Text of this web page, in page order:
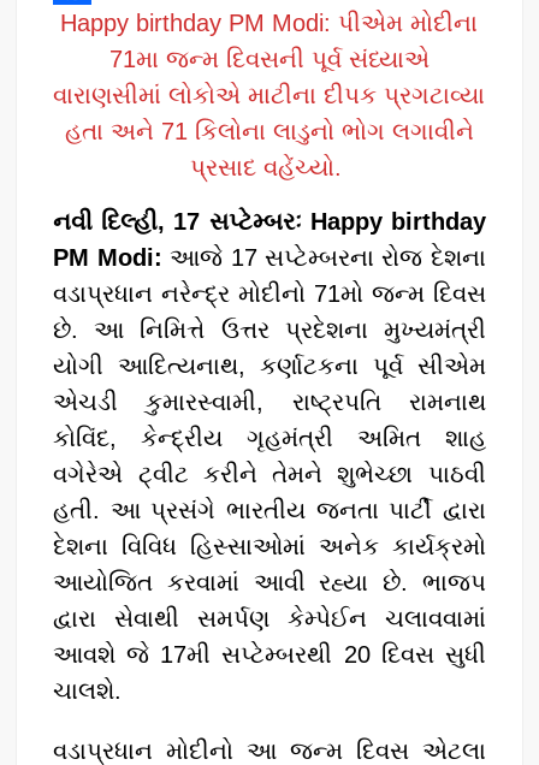
h
t
s
p
p
F
c
e
o
o
k
Happy birthday PM Modi: પીએમ મોદીના
71મા જન્મ દિવસની પૂર્વ સંધ્યાએ
વારાણસીમાં લોકોએ માટીના દીપક પ્રગટાવ્યા
હતા અને 71 કિલોના લાડુનો ભોગ લગાવીને
પ્રસાદ વહેંચ્યો.
નવી દિલ્હી, 17 સપ્ટેમ્બરઃ Happy birthday
PM Modi: આજે 17 સપ્ટેમ્બરના રોજ દેશના
વડાપ્રધાન નરેન્દ્ર મોદીનો 71મો જન્મ દિવસ
છે. આ નિમિત્તે ઉત્તર પ્રદેશના મુખ્યમંત્રી
યોગી આદિત્યનાથ, કર્ણાટકના પૂર્વ સીએમ
એચડી કુમારસ્વામી, રાષ્ટ્રપતિ રામનાથ
કોવિંદ, કેન્દ્રીય ગૃહમંત્રી અમિત શાહ
વગેરેએ ટ્વીટ કરીને તેમને શુભેચ્છા પાઠવી
હતી. આ પ્રસંગે ભારતીય જનતા પાર્ટી દ્વારા
દેશના વિવિધ હિસ્સાઓમાં અનેક કાર્યક્રમો
આયોજિત કરવામાં આવી રહ્યા છે. ભાજપ
દ્વારા સેવાથી સમર્પણ કેમ્પેઈન ચલાવવામાં
આવશે જે 17મી સપ્ટેમ્બરથી 20 દિવસ સુધી
ચાલશે.
વડાપ્રધાન મોદીનો આ જન્મ દિવસ એટલા